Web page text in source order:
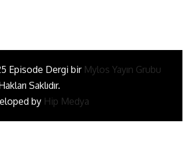
Episode Dergi bir Mylos Yayın Grubu
Saklıdır.
by Hip Medya